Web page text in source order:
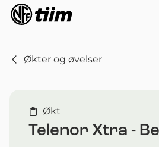
Økter og øvelser
Økt
Telenor Xtra -